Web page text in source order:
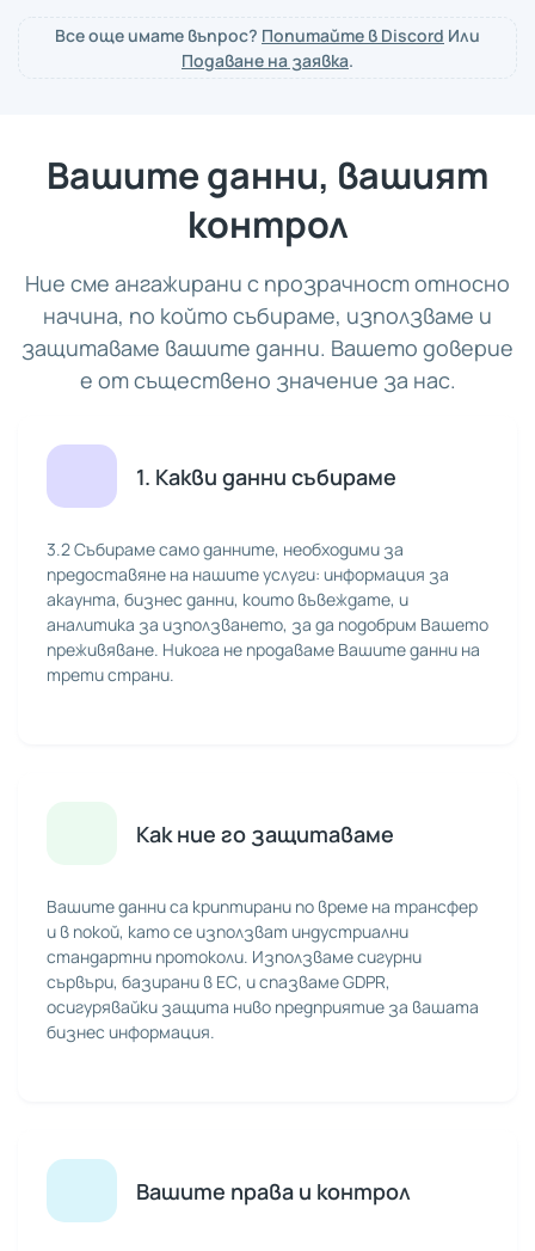
Все още имате въпрос? Попитайте в Discord Или
Подаване на заявка.
Вашите данни, вашият
контрол
Ние сме ангажирани с прозрачност относно
начина, по който събираме, използваме и
защитаваме вашите данни. Вашето доверие
е от съществено значение за нас.
1. Какви данни събираме
3.2 Събираме само данните, необходими за
предоставяне на нашите услуги: информация за
акаунта, бизнес данни, които въвеждате, и
аналитика за използването, за да подобрим Вашето
преживяване. Никога не продаваме Вашите данни на
трети страни.
Как ние го защитаваме
Вашите данни са криптирани по време на трансфер
и в покой, като се използват индустриални
стандартни протоколи. Използваме сигурни
сървъри, базирани в ЕС, и спазваме GDPR,
осигурявайки защита ниво предприятие за вашата
бизнес информация.
Вашите права и контрол